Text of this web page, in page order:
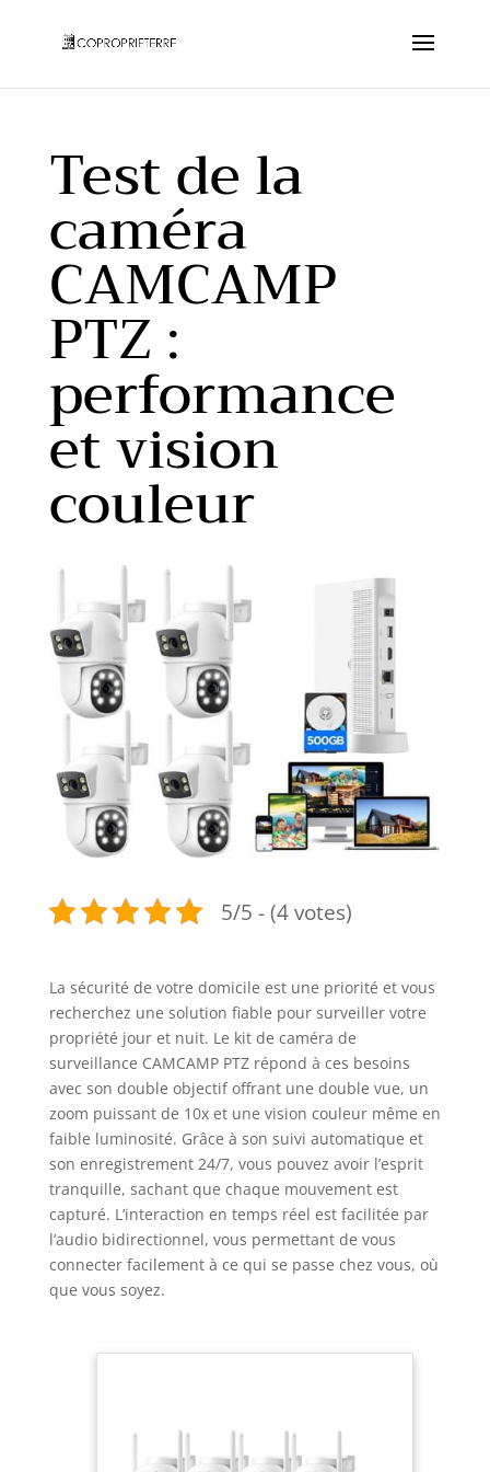
Test de la
caméra
CAMCAMP
PTZ :
performance
et vision
couleur
5/5 - (4 votes)
La sécurité de votre domicile est une priorité et vous
recherchez une solution fiable pour surveiller votre
propriété jour et nuit. Le kit de caméra de
surveillance CAMCAMP PTZ répond à ces besoins
avec son double objectif offrant une double vue, un
zoom puissant de 10x et une vision couleur même en
faible luminosité. Grâce à son suivi automatique et
son enregistrement 24/7, vous pouvez avoir l’esprit
tranquille, sachant que chaque mouvement est
capturé. L’interaction en temps réel est facilitée par
l’audio bidirectionnel, vous permettant de vous
connecter facilement à ce qui se passe chez vous, où
que vous soyez.